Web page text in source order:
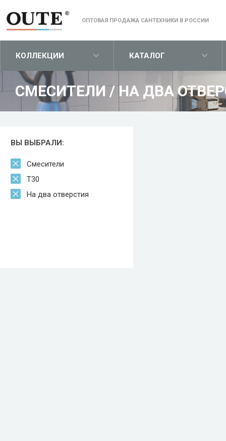
ОПТОВАЯ ПРОДАЖА САНТЕХНИКИ В РОССИИ
КОЛЛЕКЦИИ КАТАЛОГ
СМЕСИТЕЛИ/НА ДВА
ВЫ ВЫБРАЛИ:
Смесители
T30
На два отверстия